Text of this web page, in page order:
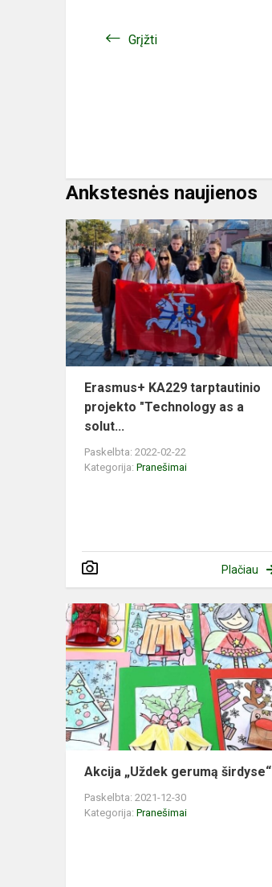
Grįžti
Ankstesnės naujienos
Erasmus+ KA229 tarptautinio
projekto "Technology as a
solut...
Paskelbta: 2022-02-22
Kategorija: Pranešimai
Plačiau
Akcija „Uždek gerumą širdyse“
Paskelbta: 2021-12-30
Kategorija: Pranešimai